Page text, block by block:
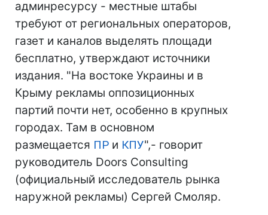
админресурсу - местные штабы
требуют от региональных операторов,
газет и каналов выделять площади
бесплатно, утверждают источники
издания. "На востоке Украины и в
Крыму рекламы оппозиционных
партий почти нет, особенно в крупных
городах. Там в основном
размещается ПР и КПУ",- говорит
руководитель Doors Consulting
(официальный исследователь рынка
наружной рекламы) Сергей Смоляр.